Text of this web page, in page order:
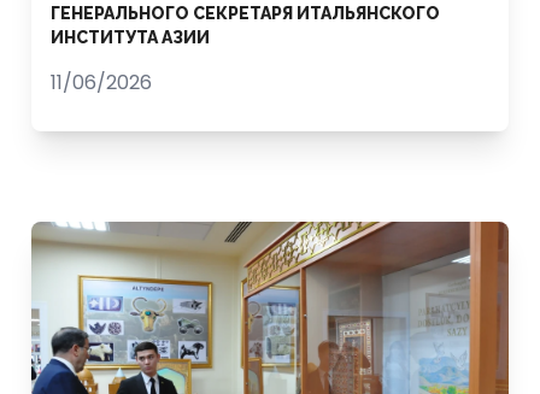
ГЕНЕРАЛЬНОГО СЕКРЕТАРЯ ИТАЛЬЯНСКОГО
ИНСТИТУТА АЗИИ
11/06/2026